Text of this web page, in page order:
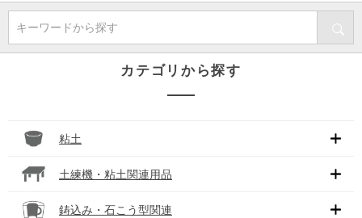
キーワードから探す
カテゴリから探す
粘土
土練機・粘土関連用品
鋳込み・石こう型関連